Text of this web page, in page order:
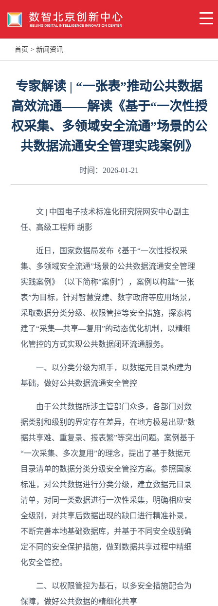
首页 > 新闻资讯
专家解读 | “一张表”推动公共数据
高效流通——解读《基于“一次性授
权采集、多领域安全流通”场景的公
共数据流通安全管理实践案例》
时间：2026-01-21
文 | 中国电子技术标准化研究院网安中心副主
任、高级工程师 胡影
近日，国家数据局发布《基于“一次性授权采
集、多领域安全流通”场景的公共数据流通安全管理
实践案例》（以下简称“案例”），案例以构建“一张
表”为目标，针对智慧党建、数字政府等应用场景，
采取数据分类分级、权限管控等安全措施，探索构
建了“采集—共享—复用”的动态优化机制，以精细
化管控的方式实现公共数据闭环流通服务。
一、以分类分级为抓手，以数据元目录构建为
基础，做好公共数据流通安全管控
由于公共数据所涉主管部门众多，各部门对数
据类别和级别的界定存在差异，在地方极易出现“数
据共享难、重复录、报表繁”等突出问题。案例基于
“一次采集、多次复用”的理念，提出了基于数据元
目录清单的数据分类分级安全管控方案。参照国家
标准，对公共数据进行分类分级，建立数据元目录
清单，对同一类数据进行一次性采集，明确相应安
全级别，对共享后数据出现的缺口进行精准补录，
不断完善本地基础数据库，并基于不同安全级别确
定不同的安全保护措施，做到数据共享过程中精细
化安全管控。
二、以权限管控为基石，以多安全措施配合为
保障，做好公共数据的精细化共享